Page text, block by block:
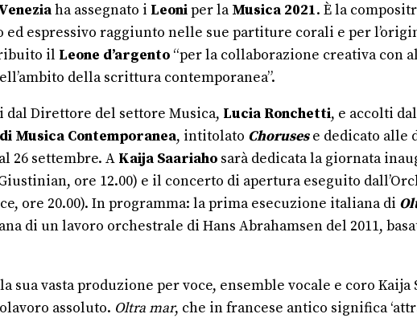
ha assegnato i Leoniper laMusica 2021. È la
espressivo raggiunto nelle sue partiture corali e per
il Leone d’argento “per la collaborazione creativa con
della scrittura contemporanea”.
Direttore del settore Musica, Lucia Ronchetti, e accolti
Musica Contemporanea, intitolato Chorusese dedicato alle
26 settembre. A Kaija Saariaho sarà dedicata la giornata
Giustinian, ore 12.00) e il concerto di apertura eseguito
ore 20.00). In programma: la prima esecuzione italiana di
di un lavoro orchestrale di Hans Abrahamsen del 2011,
sua vasta produzione per voce, ensemble vocale e coro
assoluto. Oltra mar, che in francese antico significa